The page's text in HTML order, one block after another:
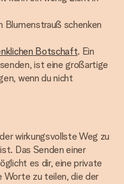
Blumenstrauß schenken
Botschaft. Ein
ist eine großartige
wenn du nicht
wirkungsvollste Weg zu
Das Senden einer
es dir, eine private
Worte zu teilen, die der